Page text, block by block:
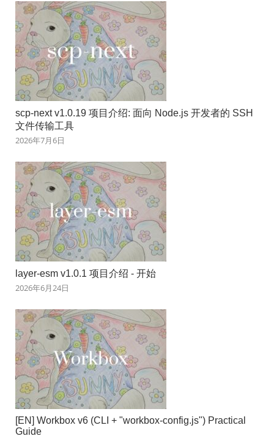
scp-next v1.0.19 项目介绍: 面向 Node.js 开发者的 SSH
文件传输工具
2026年7月6日
layer-esm v1.0.1 项目介绍 - 开始
2026年6月24日
[EN] Workbox v6 (CLI + "workbox-config.js") Practical
Guide